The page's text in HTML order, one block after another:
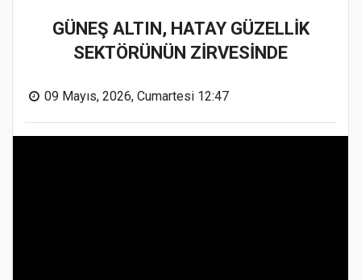
GÜNEŞ ALTIN, HATAY GÜZELLİK
SEKTÖRÜNÜN ZİRVESİNDE
09 Mayıs, 2026, Cumartesi 12:47